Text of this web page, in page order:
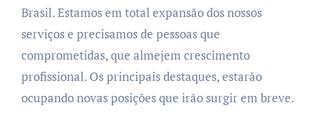
Brasil. Estamos em total expansão dos nossos
serviços e precisamos de pessoas que
comprometidas, que almejem crescimento
profissional. Os principais destaques, estarão
ocupando novas posições que irão surgir em breve.